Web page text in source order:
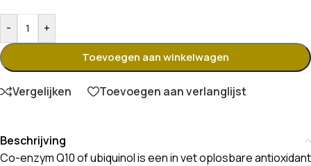
- +
Toevoegen aan winkelwagen
Vergelijken Toevoegen aan verlanglijst
Beschrijving
Co-enzym Q10 of ubiquinol is een in vet oplosbare antioxidant